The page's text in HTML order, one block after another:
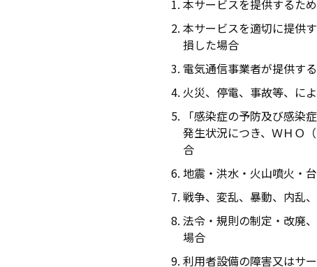
本サービスを提供するた
本サービスを適切に提供
損した場合
電気通信事業者が提供す
火災、停電、事故等、に
「感染症の予防及び感染
発生状況につき、ＷＨＯ
合
地震・洪水・火山噴火・
戦争、変乱、暴動、内乱
法令・規則の制定・改廃
場合
利用者設備の障害又はサ